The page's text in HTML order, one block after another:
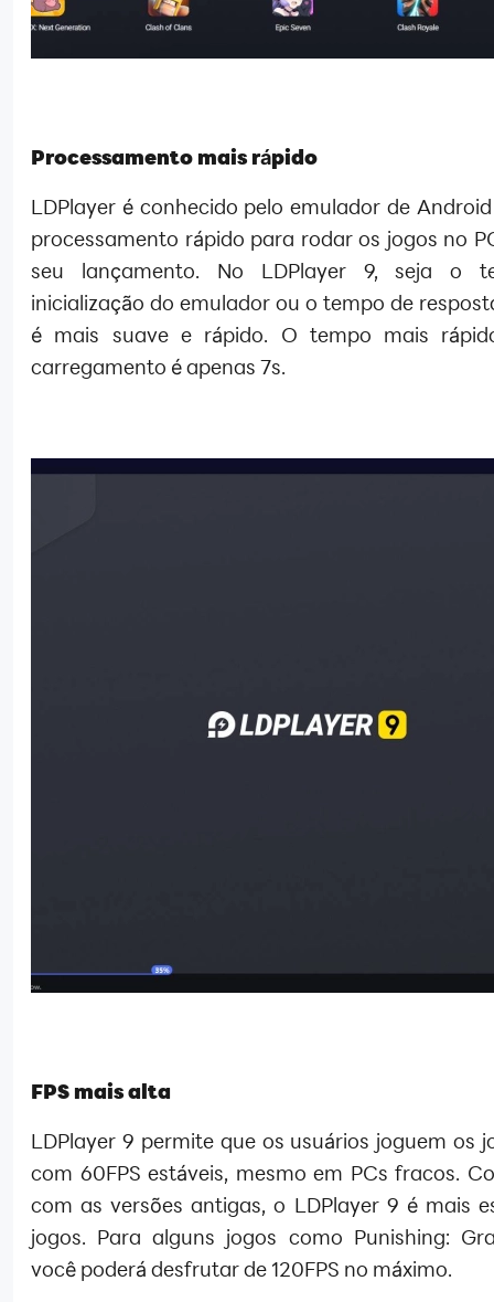
Processamento mais rápido
LDPlayer é conhecido pelo emulador de
processamento rápido para rodar os jogos no
seu lançamento. No LDPlayer 9, seja o
inicialização do emulador ou o tempo de
é mais suave e rápido. O tempo mais
carregamento é apenas 7s.
FPS mais alta
LDPlayer 9 permite que os usuários joguem os
com 60FPS estáveis, mesmo em PCs fracos.
com as versões antigas, o LDPlayer 9 é mais
jogos. Para alguns jogos como Punishing:
você poderá desfrutar de 120FPS no máximo.